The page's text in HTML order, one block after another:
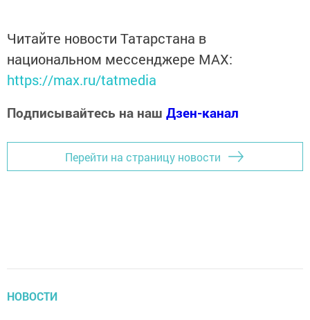
Читайте новости Татарстана в
национальном мессенджере MАХ:
https://max.ru/tatmedia
Подписывайтесь на наш Дзен-канал
Перейти на страницу новости
НОВОСТИ